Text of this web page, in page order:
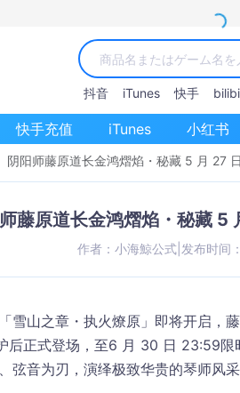
抖音 iTunes 快手
快手充值 iTunes 小红书
阴阳师藤原道长金鸿熠焰・秘藏 5 月 27
藤原道长金鸿熠焰・秘藏 5
作者：小海鯨公式| 发布时间
雪山之章・执火燎原」即将开启，
后正式登场，至6 月 30 日 23:59限
弦音为刃，演绎极致华贵的琴师风